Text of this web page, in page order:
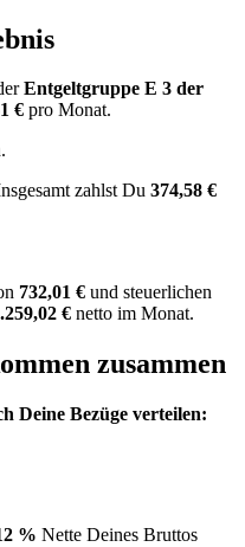
Entgeltgruppe E 3 der
€ pro Monat.
zahlst Du 374,58 €
732,01 € und steuerlichen
€ netto im Monat.
zusammen
Deine Bezüge verteilen:
% Nette Deines Bruttos